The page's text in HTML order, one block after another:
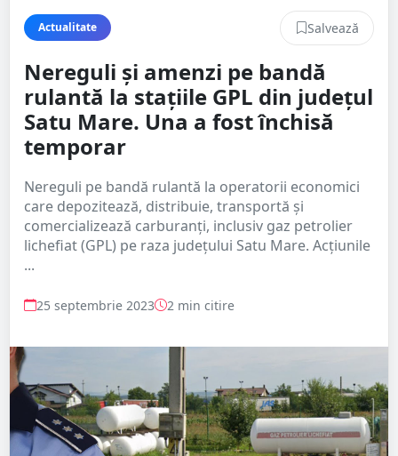
Actualitate Salvează
Nereguli și amenzi pe bandă
rulantă la stațiile GPL din județul
Satu Mare. Una a fost închisă
temporar
Nereguli pe bandă rulantă la operatorii economici
care depozitează, distribuie, transportă și
comercializează carburanți, inclusiv gaz petrolier
lichefiat (GPL) pe raza județului Satu Mare. Acțiunile
...
25 septembrie 2023 2 min citire